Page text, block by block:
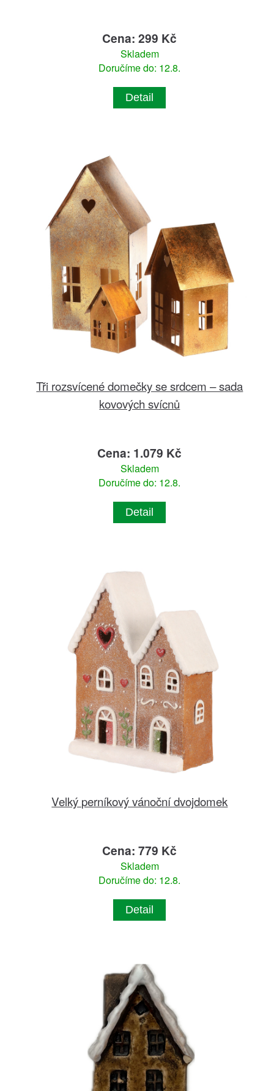
Cena: 299 Kč
Skladem
Doručíme do: 12.8.
Detail
Tři rozsvícené domečky se srdcem – sada
kovových svícnů
Cena: 1.079 Kč
Skladem
Doručíme do: 12.8.
Detail
Velký perníkový vánoční dvojdomek
Cena: 779 Kč
Skladem
Doručíme do: 12.8.
Detail